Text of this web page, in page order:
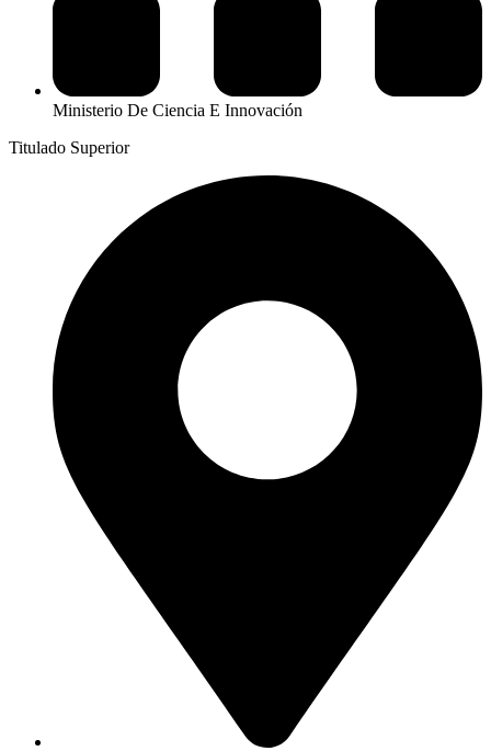
Ministerio De Ciencia E Innovación
Titulado Superior